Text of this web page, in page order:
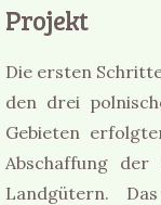
Projekt
Die ersten
den drei
Gebieten
Abschaffung der
Landgütern.